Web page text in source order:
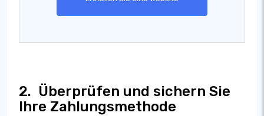
2. Überprüfen und sichern Sie
Ihre Zahlungsmethode